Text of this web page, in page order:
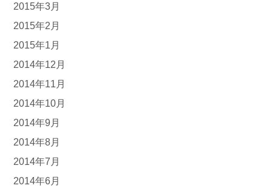
2015年3月
2015年2月
2015年1月
2014年12月
2014年11月
2014年10月
2014年9月
2014年8月
2014年7月
2014年6月